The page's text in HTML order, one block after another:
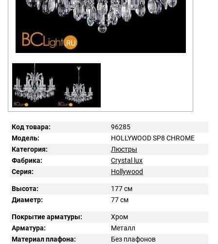
Код товара:
96285
Модель:
HOLLYWOOD SP8 CHROME
Категория:
Люстры
Фабрика:
Crystal lux
Серия:
Hollywood
Высота:
177 см
Диаметр:
77 см
Покрытие арматуры:
Хром
Арматура:
Металл
Материал плафона:
Без плафонов